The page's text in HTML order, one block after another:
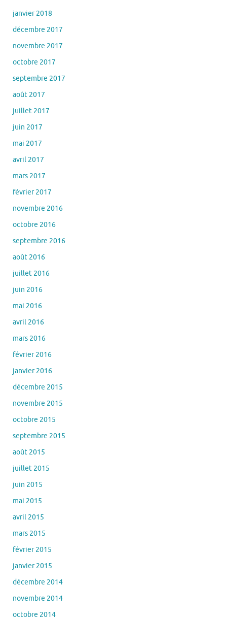
janvier 2018
décembre 2017
novembre 2017
octobre 2017
septembre 2017
août 2017
juillet 2017
juin 2017
mai 2017
avril 2017
mars 2017
février 2017
novembre 2016
octobre 2016
septembre 2016
août 2016
juillet 2016
juin 2016
mai 2016
avril 2016
mars 2016
février 2016
janvier 2016
décembre 2015
novembre 2015
octobre 2015
septembre 2015
août 2015
juillet 2015
juin 2015
mai 2015
avril 2015
mars 2015
février 2015
janvier 2015
décembre 2014
novembre 2014
octobre 2014